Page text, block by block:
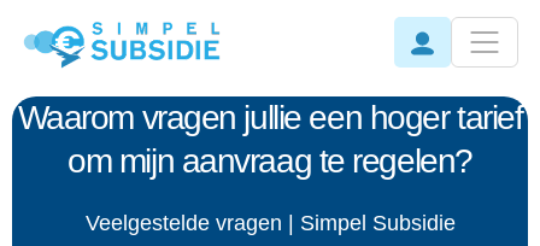
Waarom vragen jullie een hoger tarief
om mijn aanvraag te regelen?
Veelgestelde vragen | Simpel Subsidie